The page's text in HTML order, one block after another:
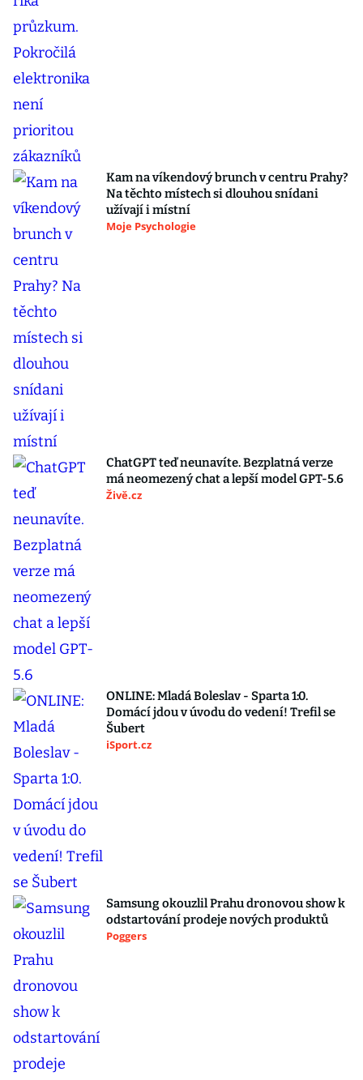
Kam na víkendový brunch v centru Prahy?
Na těchto místech si dlouhou snídani
užívají i místní
Moje Psychologie
ChatGPT teď neunavíte. Bezplatná verze
má neomezený chat a lepší model GPT-5.6
Živě.cz
ONLINE: Mladá Boleslav - Sparta 1:0.
Domácí jdou v úvodu do vedení! Trefil se
Šubert
iSport.cz
Samsung okouzlil Prahu dronovou show k
odstartování prodeje nových produktů
Poggers